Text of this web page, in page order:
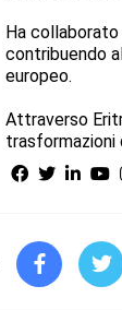
Ha
contribuendo
europeo.
Attraverso
trasformazioni